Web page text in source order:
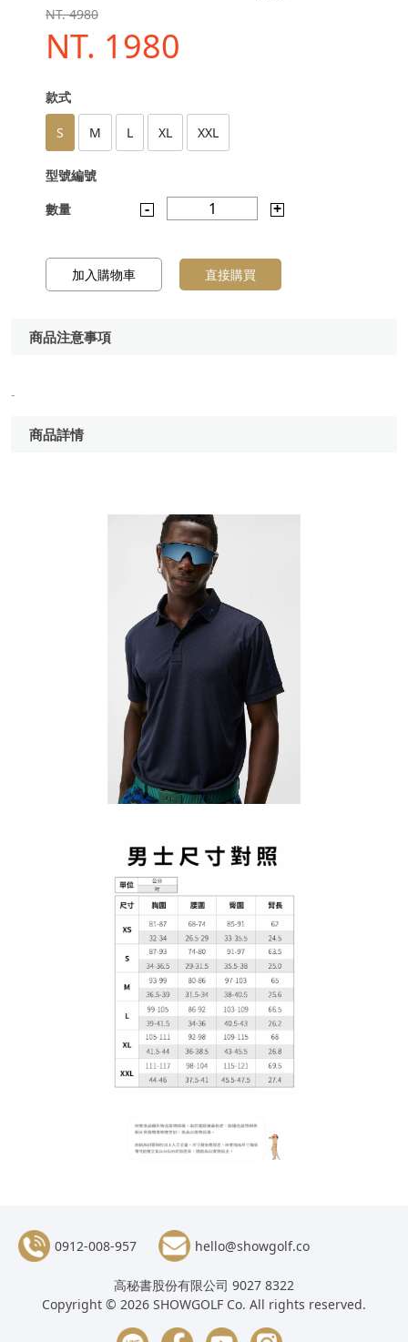
NT. 4980
NT. 1980
款式
S M L XL XXL
型號編號
數量
- 1 +
加入購物車 直接購買
商品注意事項
-
商品詳情
0912-008-957 hello@showgolf.co
高秘書股份有限公司 9027 8322
Copyright © 2026 SHOWGOLF Co. All rights reserved.